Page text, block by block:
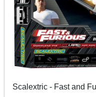
Scalextric - Fast and